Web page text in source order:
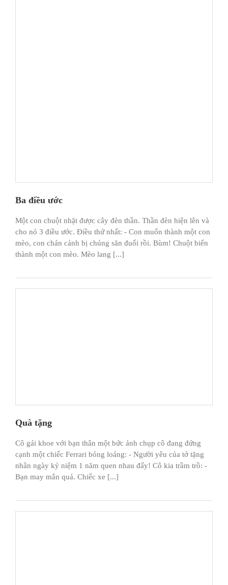
Ba điều ước
Một con chuột nhặt được cây đèn thần. Thần đèn hiện lên và
cho nó 3 điều ước. Điều thứ nhất: - Con muốn thành một con
mèo, con chán cảnh bị chúng săn đuổi rồi. Bùm! Chuột biến
thành một con mèo. Mèo lang [...]
Quà tặng
Cô gái khoe với bạn thân một bức ảnh chụp cô đang đứng
cạnh một chiếc Ferrari bóng loáng: - Người yêu của tớ tặng
nhân ngày kỷ niệm 1 năm quen nhau đấy! Cô kia trầm trồ: -
Bạn may mắn quá. Chiếc xe [...]